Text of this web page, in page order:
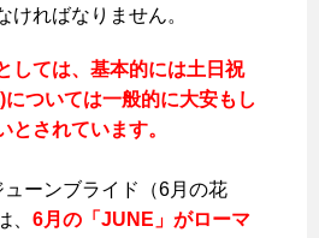
ければなりません。
しては、基本的には土日祝
ついては一般的に大安もし
とされています。
ーンブライド（6月の花
、 6月の「JUNE」がローマ